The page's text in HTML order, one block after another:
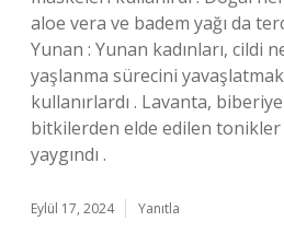
aloe vera ve badem yağı da
Yunan : Yunan kadınları, cildi
yaşlanma sürecini
kullanırlardı . Lavanta,
bitkilerden elde edilen tonikler
yaygındı .
Eylül 17, 2024 Yanıtla